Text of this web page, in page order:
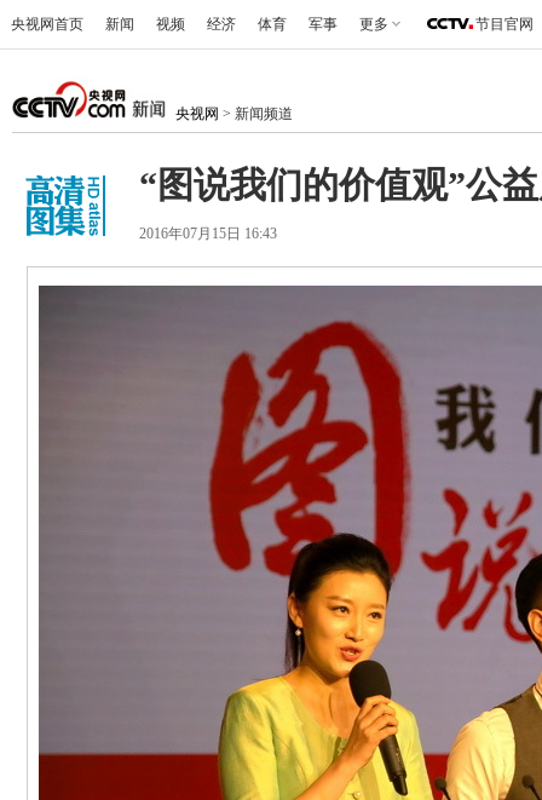
央视网首页 新闻 视频 经济 体育 军事 更多 节目官网
央视网 > 新闻频道
“图说我们的价值观”公
2016年07月15日 16:43